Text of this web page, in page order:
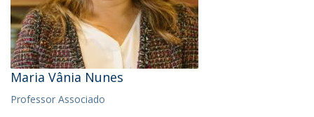
Maria Vânia Nunes
Professor Associado